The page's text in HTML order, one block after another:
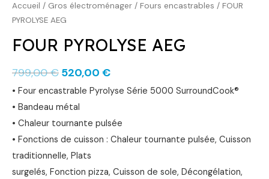
Accueil / Gros électroménager / Fours encastrables / FOUR
PYROLYSE AEG
FOUR PYROLYSE AEG
799,00€ 520,00 €
• Four encastrable Pyrolyse Série 5000 SurroundCook®
• Bandeau métal
• Chaleur tournante pulsée
• Fonctions de cuisson : Chaleur tournante pulsée, Cuisson
traditionnelle, Plats
surgelés, Fonction pizza, Cuisson de sole, Décongélation,